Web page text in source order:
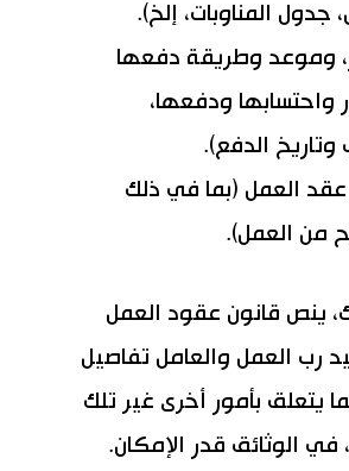
جدول المناوبات، إلخ).
وموعد وطريقة دفعها
واحتسابها ودفعها،
الدفع).
العمل (بما في ذلك
من العمل).
ينص قانون عقود العمل
رب العمل والعامل تفاصيل
يتعلق بأمور أخرى غير تلك
في الوثائق قدر الإمكان.